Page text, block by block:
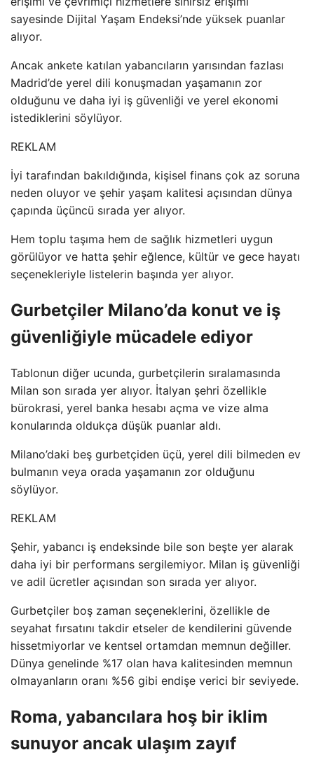
sayesinde Dijital Yaşam Endeksi’nde yüksek puanlar
alıyor.
Ancak ankete katılan yabancıların yarısından fazlası
Madrid’de yerel dili konuşmadan yaşamanın zor
olduğunu ve daha iyi iş güvenliği ve yerel ekonomi
istediklerini söylüyor.
REKLAM
İyi tarafından bakıldığında, kişisel finans çok az soruna
neden oluyor ve şehir yaşam kalitesi açısından dünya
çapında üçüncü sırada yer alıyor.
Hem toplu taşıma hem de sağlık hizmetleri uygun
görülüyor ve hatta şehir eğlence, kültür ve gece hayatı
seçenekleriyle listelerin başında yer alıyor.
Gurbetçiler Milano’da konut ve iş
güvenliğiyle mücadele ediyor
Tablonun diğer ucunda, gurbetçilerin sıralamasında
Milan son sırada yer alıyor. İtalyan şehri özellikle
bürokrasi, yerel banka hesabı açma ve vize alma
konularında oldukça düşük puanlar aldı.
Milano’daki beş gurbetçiden üçü, yerel dili bilmeden ev
bulmanın veya orada yaşamanın zor olduğunu
söylüyor.
REKLAM
Şehir, yabancı iş endeksinde bile son beşte yer alarak
daha iyi bir performans sergilemiyor. Milan iş güvenliği
ve adil ücretler açısından son sırada yer alıyor.
Gurbetçiler boş zaman seçeneklerini, özellikle de
seyahat fırsatını takdir etseler de kendilerini güvende
hissetmiyorlar ve kentsel ortamdan memnun değiller.
Dünya genelinde %17 olan hava kalitesinden memnun
olmayanların oranı %56 gibi endişe verici bir seviyede.
Roma, yabancılara hoş bir iklim
sunuyor ancak ulaşım zayıf